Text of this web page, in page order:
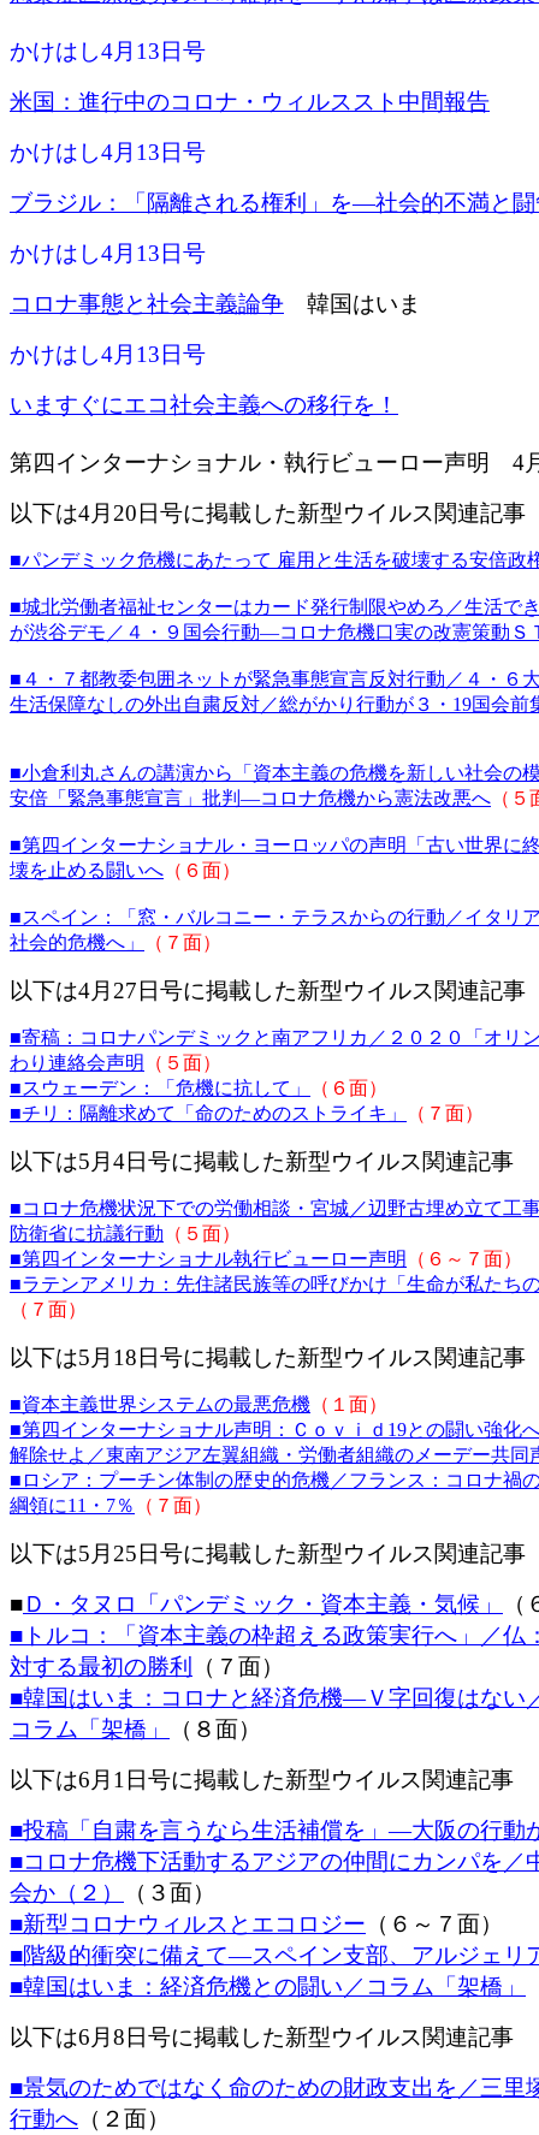
かけはし4月13日号
米国：進行中のコロナ・ウィルススト中間報告
かけはし4月13日号
ブラジル：「隔離される権利」を―社会的不満と
かけはし4月13日号
コロナ事態と社会主義論争 韓国はいま
かけはし4月13日号
いますぐにエコ社会主義への移行を！
第四インターナショナル・執行ビューロー声明 4
以下は4月20日号に掲載した新型ウイルス関連記事
■パンデミック危機にあたって 雇用と生活を破壊する安倍政
■城北労働者福祉センターはカード発行制限やめろ／生活で
が渋谷デモ／４・９国会行動―コロナ危機口実の改憲策動Ｓ
■４・７都教委包囲ネットが緊急事態宣言反対行動／４・６
生活保障なしの外出自粛反対／総がかり行動が３・19国会前
■小倉利丸さんの講演から「資本主義の危機を新しい社会の
安倍「緊急事態宣言」批判―コロナ危機から憲法改悪へ （５
■第四インターナショナル・ヨーロッパの声明「古い世界に
壊を止める闘いへ （６面）
■スペイン：「窓・バルコニー・テラスからの行動／イタリ
社会的危機へ」
（７面）
以下は4月27日号に掲載した新型ウイルス関連記事
■寄稿：コロナパンデミックと南アフリカ／２０２０「オリ
わり連絡会声明
（５面）
■スウェーデン：「危機に抗して」
（６面）
■チリ：隔離求めて「命のためのストライキ」
（７面）
以下は5月4日号に掲載した新型ウイルス関連記事
■コロナ危機状況下での労働相談・宮城／辺野古埋め立て工
防衛省に抗議行動 （５面）
■第四インターナショナル執行ビューロー声明
（６～７面）
■ラテンアメリカ：先住諸民族等の呼びかけ「生命が私たち
（７面）
以下は5月18日号に掲載した新型ウイルス関連記事
■資本主義世界システムの最悪危機 （１面）
■第四インターナショナル声明：Ｃｏｖｉｄ19との闘い強化
解除せよ／東南アジア左翼組織・労働者組織のメーデー共同
■ロシア：プーチン体制の歴史的危機／フランス：コロナ禍
綱領に11・7％
（７面）
以下は5月25日号に掲載した新型ウイルス関連記事
■Ｄ・タヌロ「パンデミック・資本主義・気候」
■トルコ：「資本主義の枠超える政策実行へ」／仏
対する最初の勝利
（７面）
■韓国はいま：コロナと経済危機―Ｖ字回復はない
コラム「架橋」
（８面）
以下は6月1日号に掲載した新型ウイルス関連記事
■投稿「自粛を言うなら生活補償を」―大阪の行動
■コロナ危機下活動するアジアの仲間にカンパを／
会か（２）
（３面）
■新型コロナウィルスとエコロジー （６～７面）
■階級的衝突に備えて―スペイン支部、アルジェリ
■韓国はいま：経済危機との闘い／コラム「架橋」
以下は6月8日号に掲載した新型ウイルス関連記事
■景気のためではなく命のための財政支出を／三里
行動へ （２面）